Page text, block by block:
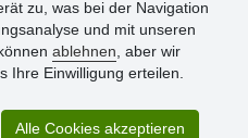
zu, was bei der Navigation
und mit unseren
ablehnen , aber wir
Ihre Einwilligung erteilen.
Alle Cookies akzeptieren